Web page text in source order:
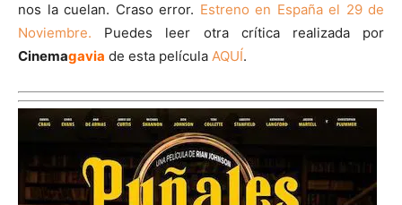
nos la cuelan. Craso error. Estreno en España el 29 de
Noviembre. Puedes leer otra crítica realizada por
Cinemagavia de esta película AQUÍ.